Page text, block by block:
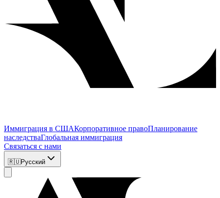
Иммиграция в СШАКорпоративное правоПланирование
наследстваГлобальная иммиграция
Связаться с нами
🇷🇺Русский